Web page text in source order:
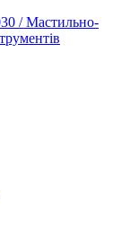
/ Мастильно-